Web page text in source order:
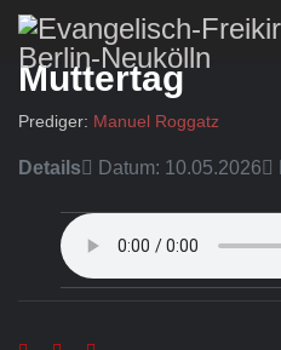
Muttertag
Prediger: Manuel Roggatz
Details Datum: 10.05.2026